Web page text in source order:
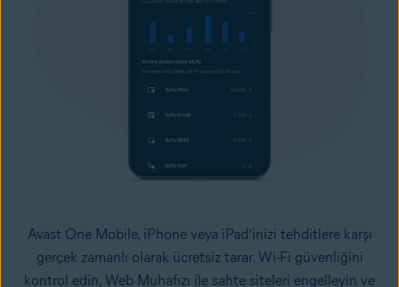
Avast One Mobile, iPhone veya iPad’inizi tehditlere karşı
gerçek zamanlı olarak ücretsiz tarar. Wi-Fi güvenliğini
kontrol edin, Web Muhafızı ile sahte siteleri engelleyin ve